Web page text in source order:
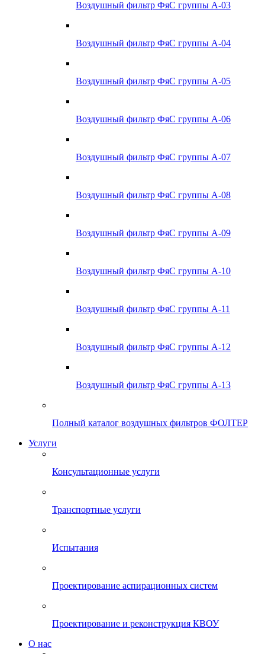
Воздушный фильтр ФяС группы А-03
Воздушный фильтр ФяС группы А-04
Воздушный фильтр ФяС группы А-05
Воздушный фильтр ФяС группы А-06
Воздушный фильтр ФяС группы А-07
Воздушный фильтр ФяС группы А-08
Воздушный фильтр ФяС группы А-09
Воздушный фильтр ФяС группы А-10
Воздушный фильтр ФяС группы А-11
Воздушный фильтр ФяС группы А-12
Воздушный фильтр ФяС группы А-13
Полный каталог воздушных фильтров ФОЛТЕР
Услуги
Консультационные услуги
Транспортные услуги
Испытания
Проектирование аспирационных систем
Проектирование и реконструкция КВОУ
О нас